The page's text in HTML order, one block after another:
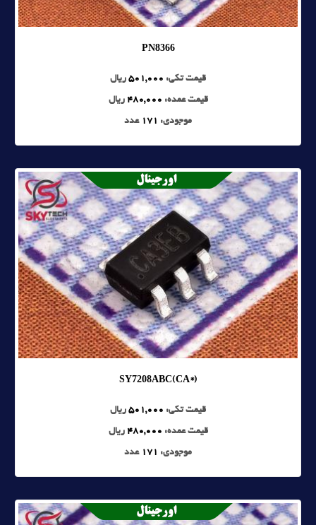
PN8366
قیمت تکی: 501,000 ریال
قیمت عمده: 480,000 ریال
موجودی: 171 عدد
SY7208ABC(CA*)
قیمت تکی: 501,000 ریال
قیمت عمده: 480,000 ریال
موجودی: 171 عدد